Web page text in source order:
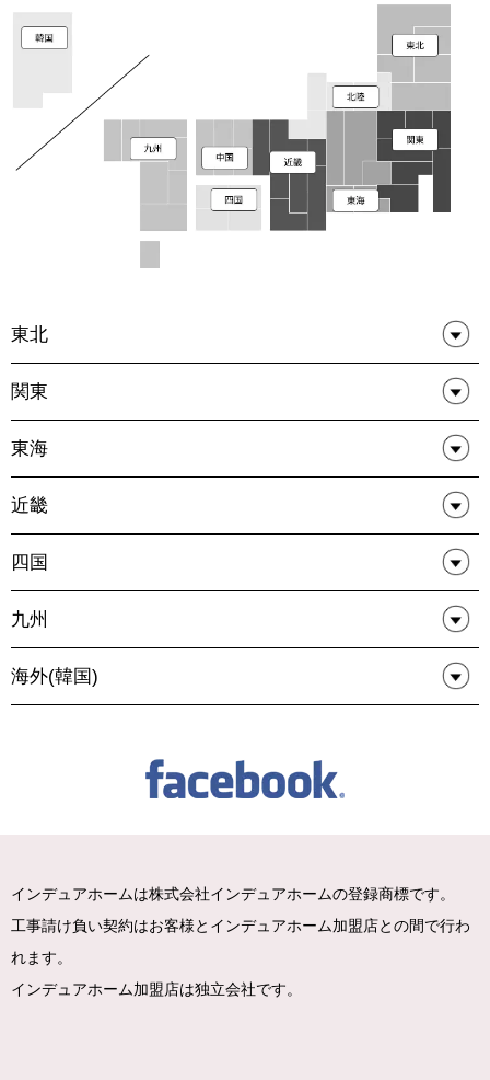
東北
関東
東海
近畿
四国
九州
海外(韓国)
インデュアホームは株式会社インデュアホームの登録商標です。
工事請け負い契約はお客様とインデュアホーム加盟店との間で行わ
れます。
インデュアホーム加盟店は独立会社です。